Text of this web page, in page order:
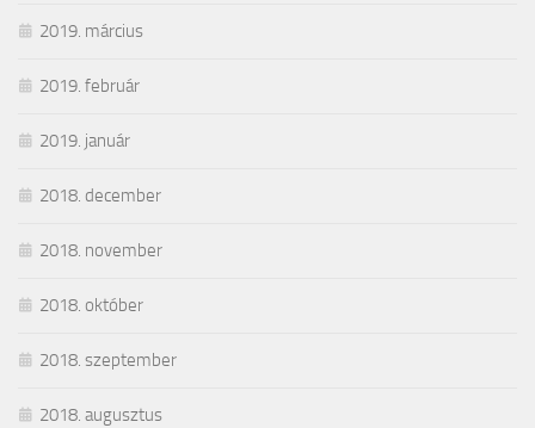
2019. március
2019. február
2019. január
2018. december
2018. november
2018. október
2018. szeptember
2018. augusztus